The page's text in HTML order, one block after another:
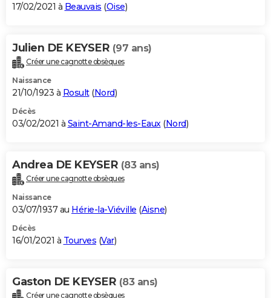
17/02/2021 à Beauvais (Oise)
Julien DE KEYSER (97 ans)
Créer une cagnotte obsèques
Naissance
21/10/1923 à Rosult(Nord)
Décès
03/02/2021 à Saint-Amand-les-Eaux(Nord)
Andrea DE KEYSER (83 ans)
Créer une cagnotte obsèques
Naissance
03/07/1937 au Hérie-la-Viéville (Aisne)
Décès
16/01/2021 à Tourves (Var)
Gaston DE KEYSER (83 ans)
Créer une cagnotte obsèques